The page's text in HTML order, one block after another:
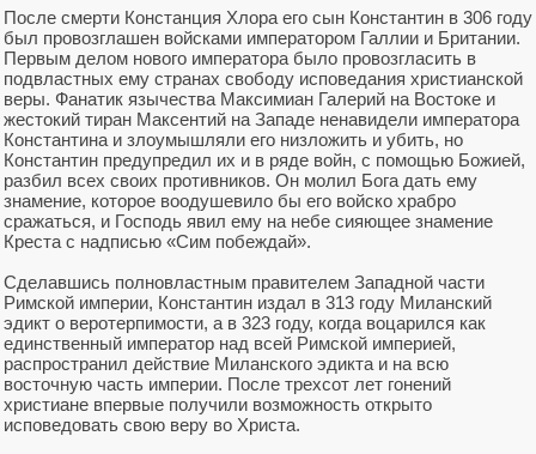
После смерти Констанция Хлора его сын Константин в 306 году
был провозглашен войсками императором Галлии и Британии.
Первым делом нового императора было провозгласить в
подвластных ему странах свободу исповедания христианской
веры. Фанатик язычества Максимиан Галерий на Востоке и
жестокий тиран Максентий на Западе ненавидели императора
Константина и злоумышляли его низложить и убить, но
Константин предупредил их и в ряде войн, с помощью Божией,
разбил всех своих противников. Он молил Бога дать ему
знамение, которое воодушевило бы его войско храбро
сражаться, и Господь явил ему на небе сияющее знамение
Креста с надписью «Сим побеждай».
Сделавшись полновластным правителем Западной части
Римской империи, Константин издал в 313 году Миланский
эдикт о веротерпимости, а в 323 году, когда воцарился как
единственный император над всей Римской империей,
распространил действие Миланского эдикта и на всю
восточную часть империи. После трехсот лет гонений
христиане впервые получили возможность открыто
исповедовать свою веру во Христа.